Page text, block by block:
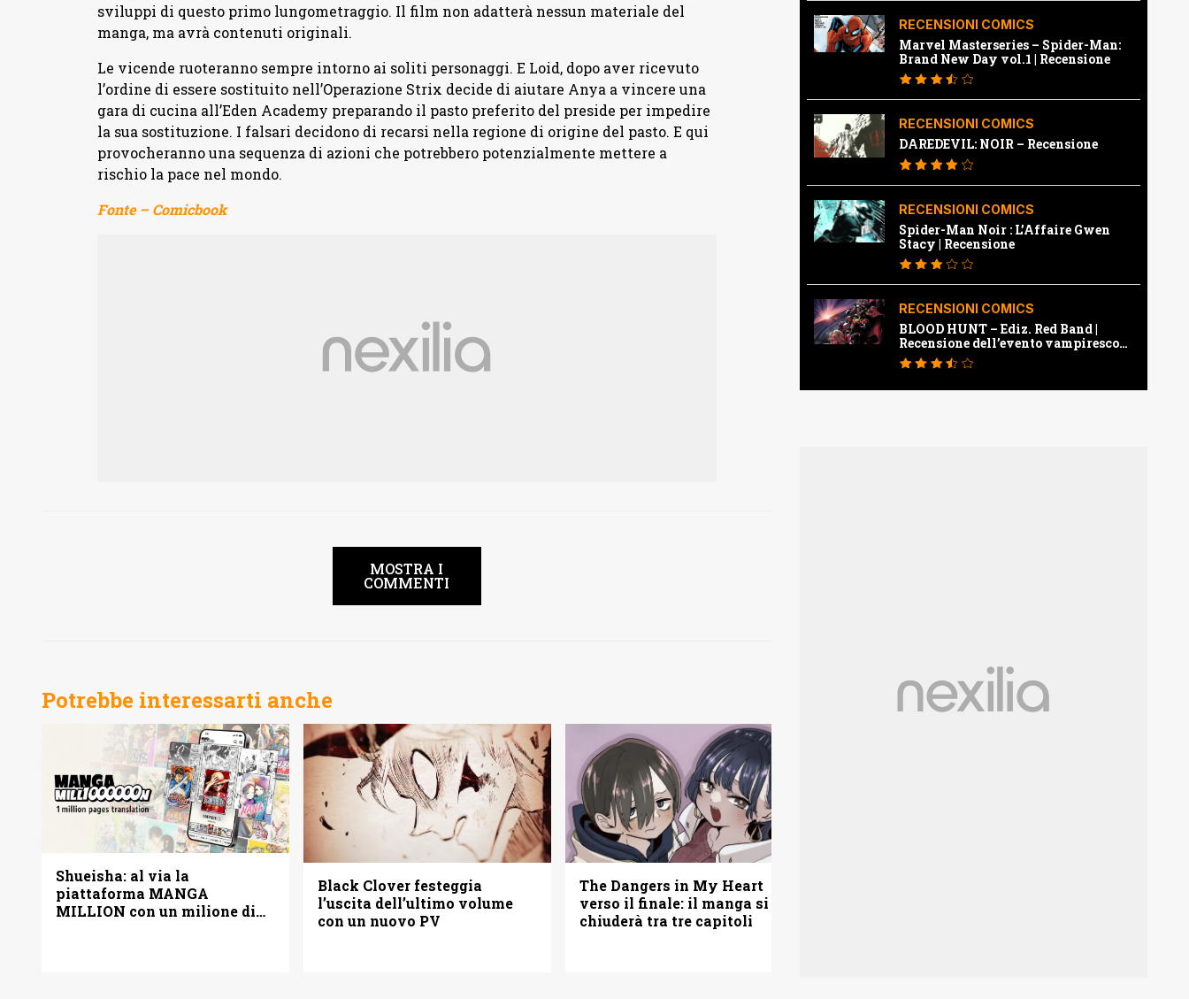
sviluppi di questo primo lungometraggio. Il film non adatterà nessun materiale del
manga, ma avrà contenuti originali.
Le vicende ruoteranno sempre intorno ai soliti personaggi. E Loid, dopo aver ricevuto
l’ordine di essere sostituito nell’Operazione Strix decide di aiutare Anya a vincere una
gara di cucina all’Eden Academy preparando il pasto preferito del preside per impedire
la sua sostituzione. I falsari decidono di recarsi nella regione di origine del pasto. E qui
provocheranno una sequenza di azioni che potrebbero potenzialmente mettere a
rischio la pace nel mondo.
Fonte – Comicbook
MOSTRA I
COMMENTI
Potrebbe interessarti anche
Shueisha: al via la
piattaforma MANGA
MILLION con un milione di
Black Clover festeggia
l’uscita dell’ultimo volume
con un nuovo PV
The Dangers in My Heart
verso il finale: il manga si
chiuderà tra tre capitoli
RECENSIONI COMICS
Marvel Masterseries – Spider-Man:
Brand New Day vol.1 | Recensione
RECENSIONI COMICS
DAREDEVIL: NOIR – Recensione
RECENSIONI COMICS
Spider-Man Noir : L’Affaire Gwen
Stacy | Recensione
RECENSIONI COMICS
BLOOD HUNT – Ediz. Red Band |
Recensione dell’evento vampiresco
della Marvel